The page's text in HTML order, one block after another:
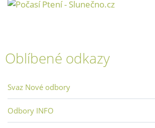
Oblíbené odkazy
Svaz Nové odbory
Odbory INFO